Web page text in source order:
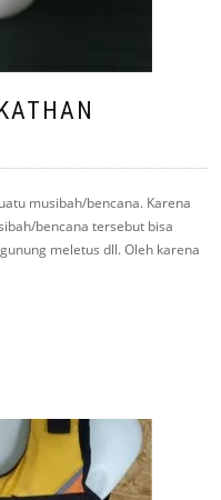
musibah/bencana. Karena
bencana tersebut bisa
meletus dll. Oleh karena